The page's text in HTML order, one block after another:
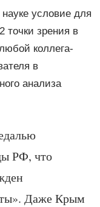
условие для
зрения в
коллега-
в
анализа
РФ, что
Даже Крым